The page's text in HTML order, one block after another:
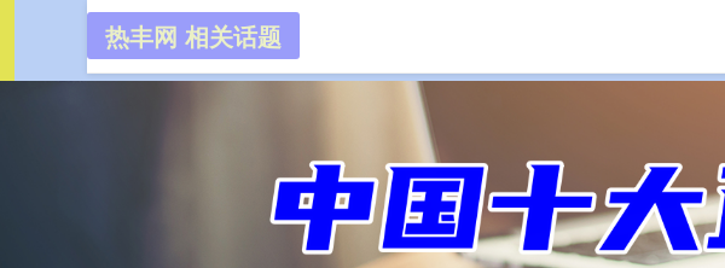
热丰网 相关话题